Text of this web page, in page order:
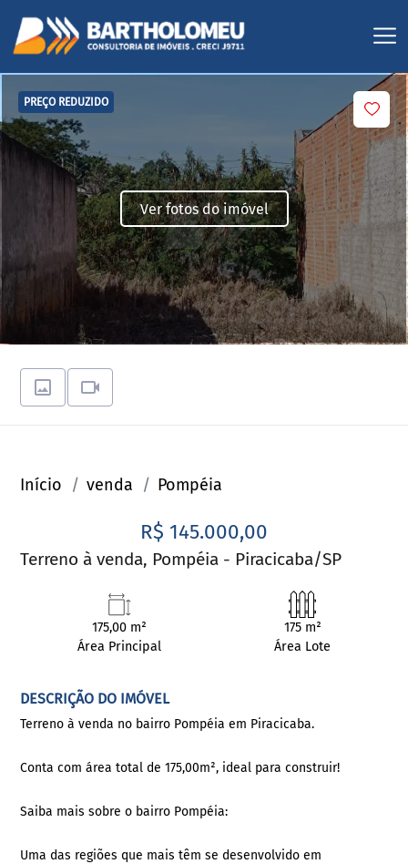
PREÇO REDUZIDO
Ver fotos do imóvel
Início venda Pompéia
R$ 145.000,00
Terreno à venda, Pompéia - Piracicaba/SP
175,00 m²
Área Principal
175 m²
Área Lote
DESCRIÇÃO DO IMÓVEL
Terreno à venda no bairro Pompéia em Piracicaba.
Conta com área total de 175,00m², ideal para construir!
Saiba mais sobre o bairro Pompéia:
Uma das regiões que mais têm se desenvolvido em